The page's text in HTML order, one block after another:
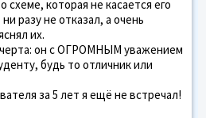
схеме, которая не касается его
разу не отказал, а очень
их.
он с ОГРОМНЫМ уважением
будь то отличник или
за 5 лет я ещё не встречал!